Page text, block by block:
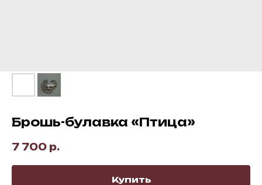
Брошь-булавка «Птица»
7 700 р.
Купить